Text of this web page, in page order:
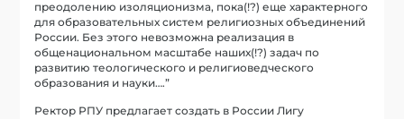
преодолению изоляционизма, пока(!?) еще характерного
для образовательных систем религиозных объединений
России. Без этого невозможна реализация в
общенациональном масштабе наших(!?) задач по
развитию теологического и религиоведческого
образования и науки….”
Ректор РПУ предлагает создать в России Лигу